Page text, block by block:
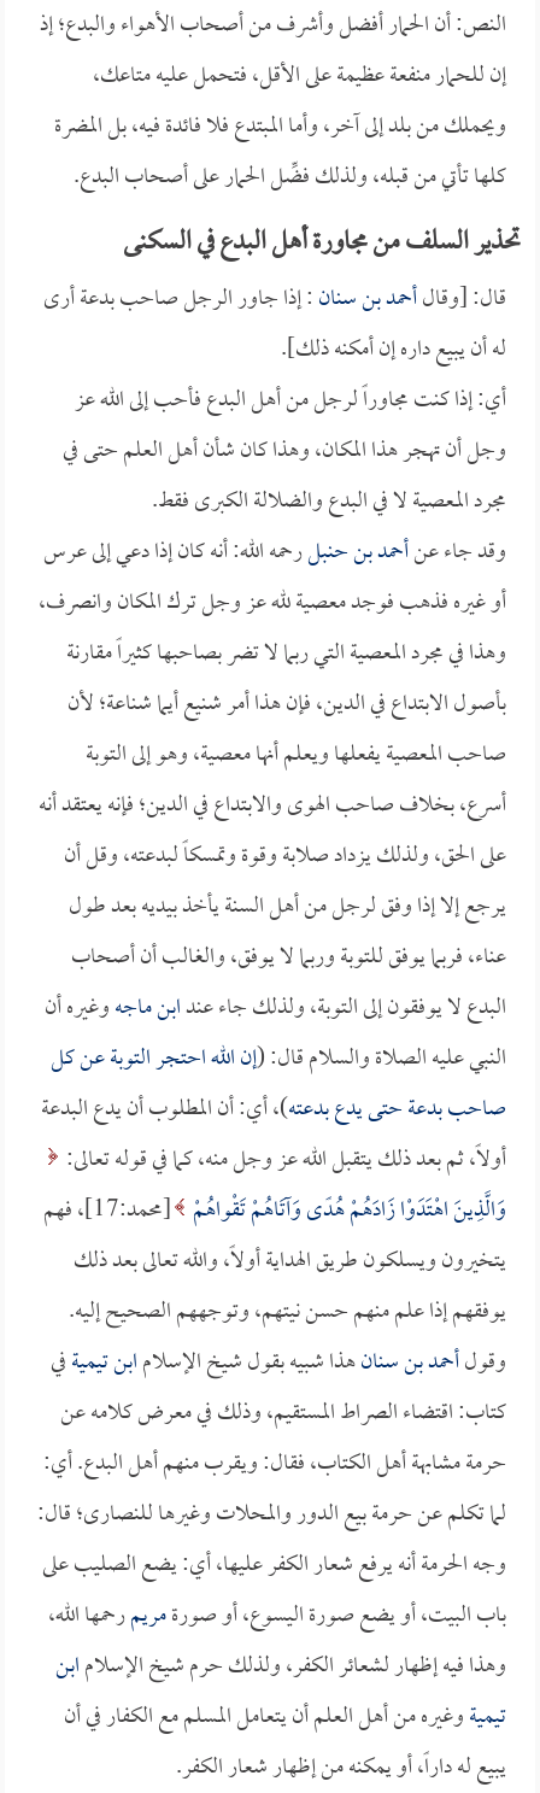
النص: أن الحمار أفضل وأشرف من أصحاب الأهواء والبدع؛ إذ
إن للحمار منفعة عظيمة على الأقل، فتحمل عليه متاعك،
ويحملك من بلد إلى آخر، وأما المبتدع فلا فائدة فيه، بل المضرة
كلها تأتي من قبله، ولذلك فضِّل الحمار على أصحاب البدع.
تحذير السلف من مجاورة أهل البدع في السكنى
قال: [وقالأحمد بن سنان: إذا جاور الرجل صاحب بدعة أرى
له أن يبيع داره إن أمكنه ذلك].
أي: إذا كنت مجاوراً لرجل من أهل البدع فأحب إلى الله عز
وجل أن تهجر هذا المكان، وهذا كان شأن أهل العلم حتى في
مجرد المعصية لا في البدع والضلالة الكبرى فقط.
وقد جاء عنأحمد بن حنبلرحمه الله: أنه كان إذا دعي إلى عرس
أو غيره فذهب فوجد معصية لله عز وجل ترك المكان وانصرف،
وهذا في مجرد المعصية التي ربما لا تضر بصاحبها كثيراً مقارنة
بأصول الابتداع في الدين، فإن هذا أمر شنيع أيما شناعة؛ لأن
صاحب المعصية يفعلها ويعلم أنها معصية، وهو إلى التوبة
أسرع، بخلاف صاحب الهوى والابتداع في الدين؛ فإنه يعتقد أنه
على الحق، ولذلك يزداد صلابة وقوة وتمسكاً لبدعته، وقل أن
يرجع إلا إذا وفق لرجل من أهل السنة يأخذ بيديه بعد طول
عناء، فربما يوفق للتوبة وربما لا يوفق، والغالب أن أصحاب
البدع لا يوفقون إلى التوبة، ولذلك جاء عندابن ماجهوغيره أن
النبي عليه الصلاة والسلام قال: (إن الله احتجر التوبة عن كل
صاحب بدعة حتى يدع بدعته)، أي: أن المطلوب أن يدع البدعة
أولاً، ثم بعد ذلك يتقبل الله عز وجل منه، كما في قوله تعالى:
وَالَّذِينَ اهْتَدَوْا زَادَهُمْ هُدًى وَآتَاهُمْ تَقْواهُمْ
[محمد:17]، فهم
يتخيرون ويسلكون طريق الهداية أولاً، والله تعالى بعد ذلك
يوفقهم إذا علم منهم حسن نيتهم، وتوجههم الصحيح إليه.
وقولأحمد بن سنانهذا شبيه بقول شيخ الإسلامابن تيميةفي
كتاب: اقتضاء الصراط المستقيم، وذلك في معرض كلامه عن
حرمة مشابهة أهل الكتاب، فقال: ويقرب منهم أهل البدع. أي:
لما تكلم عن حرمة بيع الدور والمحلات وغيرها للنصارى؛ قال:
وجه الحرمة أنه يرفع شعار الكفر عليها، أي: يضع الصليب على
باب البيت، أو يضع صورة اليسوع، أو صورةمريمرحمها الله،
وهذا فيه إظهار لشعائر الكفر، ولذلك حرم شيخ الإسلامابن
تيميةوغيره من أهل العلم أن يتعامل المسلم مع الكفار في أن
يبيع له داراً، أو يمكنه من إظهار شعار الكفر.